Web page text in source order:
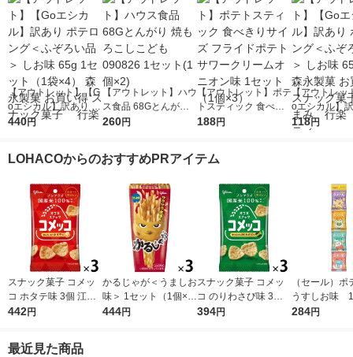
【アウトレット】【G
oエシカル】訳あり ポ
テロング＜ふぞろい品
お買い得 スナック菓
440円
【アウトレット】ハウ
ス食品 68Gとんがり
焼もろこしこども 090
260円
【アウトレット】ポテ
トスティック 食べき
りサイズ フライドポ
（1個×3）
188円
【アウトレッ
oエシカル】
テロング＜ふ
118円
LOHACOからのおすすめPRアイテム
スナック菓子 コメッ
コ ホタテ味 3個 江崎
グリコ
442円
かるじゃが＜うましお
味＞ 1セット（1個×
3） 江崎グリコ スナ
444円
スナック菓子 コメッ
コ のりわさび味 3個
江崎グリコ
394円
（セール）ポ
うすしお味
袋 1セット
284円
最近見た商品